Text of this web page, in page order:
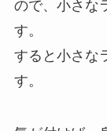
ので、小さな
す。
すると小さな
す。